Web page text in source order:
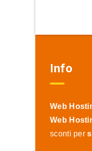
Info
Web
Web
sconti per